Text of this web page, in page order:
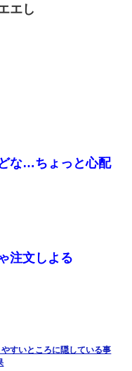
！」と絡まれ腹を殴る
後に…
しよう」と誘われたがお
レンタカーを借りて山の
て音がして…
このまま療養させて下
エし
な…ちょっと心配
注文しよる
すいところに隠している事